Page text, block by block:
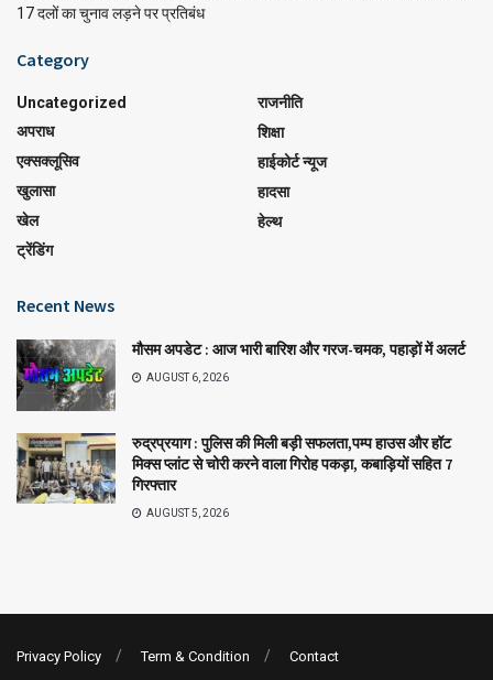
17 दलों का चुनाव लड़ने पर प्रतिबंध
Category
Uncategorized
अपराध
एक्सक्लूसिव
खुलासा
खेल
ट्रेंडिंग
राजनीति
शिक्षा
हाईकोर्ट न्यूज
हादसा
हेल्थ
Recent News
मौसम अपडेट : आज भारी बारिश और गरज-चमक, पहाड़ों में अलर्ट
AUGUST 6, 2026
रुद्रप्रयाग : पुलिस की मिली बड़ी सफलता,पम्प हाउस और हॉट
मिक्स प्लांट से चोरी करने वाला गिरोह पकड़ा, कबाड़ियों सहित 7
गिरफ्तार
AUGUST 5, 2026
Privacy Policy Term & Condition Contact